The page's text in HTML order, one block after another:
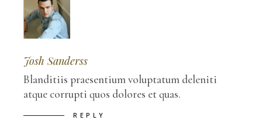
Josh Sanderss
Blanditiis praesentium voluptatum deleniti
atque corrupti quos dolores et quas.
REPLY